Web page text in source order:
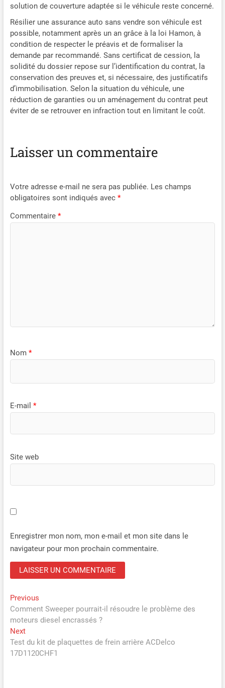
solution de couverture adaptée si le véhicule reste concerné.
Résilier une assurance auto sans vendre son véhicule est
possible, notamment après un an grâce à la loi Hamon, à
condition de respecter le préavis et de formaliser la
demande par recommandé. Sans certificat de cession, la
solidité du dossier repose sur l’identification du contrat, la
conservation des preuves et, si nécessaire, des justificatifs
d’immobilisation. Selon la situation du véhicule, une
réduction de garanties ou un aménagement du contrat peut
éviter de se retrouver en infraction tout en limitant le coût.
Laisser un commentaire
Votre adresse e-mail ne sera pas publiée. Les champs
obligatoires sont indiqués avec *
Commentaire *
Nom *
E-mail *
Site web
Enregistrer mon nom, mon e-mail et mon site dans le
navigateur pour mon prochain commentaire.
Navigation
de
l’article
PreviousPrevious
post:
Comment Sweeper pourrait-il résoudre le problème des
moteurs diesel encrassés ?
NextNext
post:
Test du kit de plaquettes de frein arrière ACDelco
17D1120CHF1